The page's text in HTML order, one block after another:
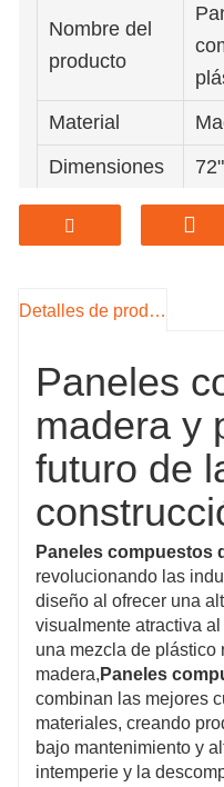
Nombre del
producto
Material
Dimensiones
Característica
Aplicaciones
Función
Detalles de producto
Paneles
madera y
futuro de
Paneles compuestos
revolucionando las
diseño al ofrecer una
visualmente atractiva
una mezcla de plástico
madera, Paneles
combinan las mejores
materiales, creando
bajo mantenimiento y
intemperie y la